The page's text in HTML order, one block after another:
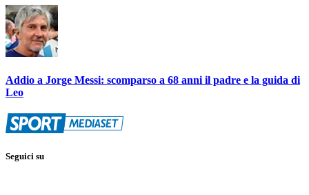
Addio a Jorge Messi: scomparso a 68 anni il padre e la guida di
Leo
Seguici su